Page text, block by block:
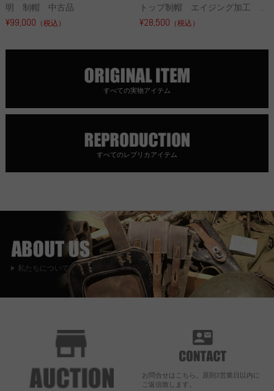
明 制帽 中古品
¥99,000 （税込）
トップ制帽 エイジング加工 ...
¥28,500 （税込）
すべての実物アイテム
すべてのレプリカアイテム
私たちについて
お問合せはこちら。原則3営業日以内に
ご返信致します。